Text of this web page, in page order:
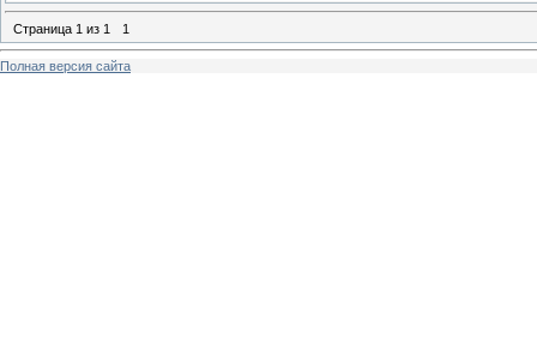
Страница 1 из 1 1
Полная версия сайта